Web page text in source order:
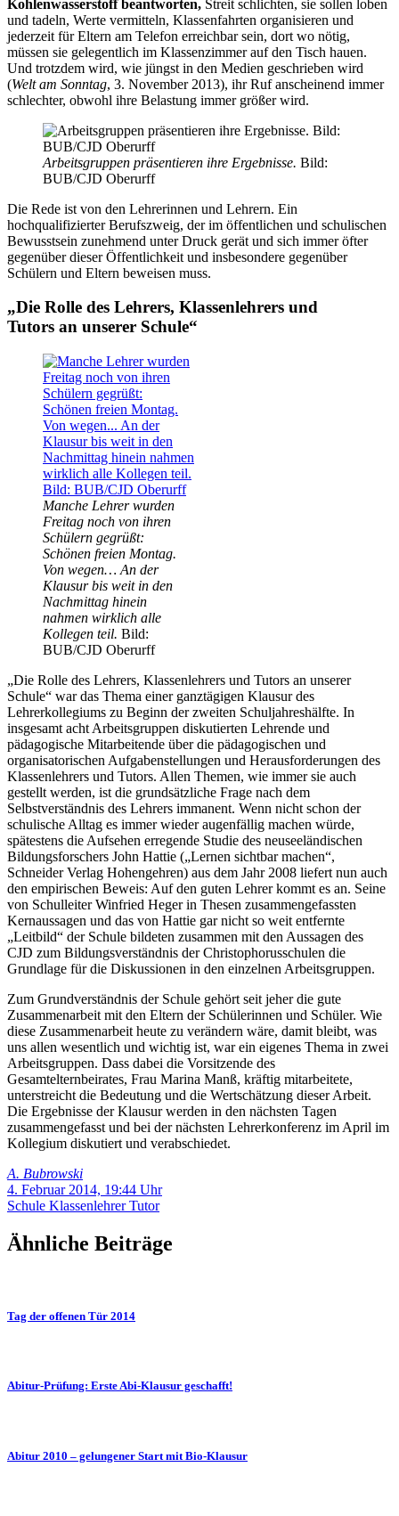
Kohlenwasserstoff beantworten, Streit schlichten, sie sollen loben
und tadeln, Werte vermitteln, Klassenfahrten organisieren und
jederzeit für Eltern am Telefon erreichbar sein, dort wo nötig,
müssen sie gele­gent­lich im Klassenzimmer auf den Tisch hauen.
Und trotzdem wird, wie jüngst in den Medien geschrie­ben wird
(Welt am Sonntag, 3. November 2013), ihr Ruf anscheinend immer
schlechter, obwohl ihre Belastung immer größer wird.
Arbeitsgruppen präsentieren ihre Ergebnisse. Bild:
BUB/CJD Oberurff
Die Rede ist von den Lehrerinnen und Lehrern. Ein
hochqualifizierter Berufszweig, der im öffentlichen und schulischen
Bewusstsein zunehmend unter Druck gerät und sich immer öfter
gegenüber dieser Öffentlichkeit und insbesondere gegenüber
Schülern und Eltern beweisen muss.
„Die Rolle des Lehrers, Klassenlehrers und
Tutors an unserer Schule“
Manche Lehrer wurden
Freitag noch von ihren
Schülern gegrüßt:
Schönen freien Montag.
Von wegen… An der
Klausur bis weit in den
Nachmittag hinein
nahmen wirklich alle
Kollegen teil. Bild:
BUB/CJD Oberurff
„Die Rolle des Lehrers, Klassenlehrers und Tutors an unserer
Schule“ war das Thema einer ganztägigen Klausur des
Lehrerkollegiums zu Beginn der zweiten Schuljahreshälfte. In
insgesamt acht Arbeitsgruppen diskutierten Lehrende und
pädagogische Mitarbeitende über die pädagogischen und
organisatorischen Aufgabenstellungen und Herausforderungen des
Klassenlehrers und Tutors. Allen Themen, wie immer sie auch
gestellt werden, ist die grundsätzliche Frage nach dem
Selbstverständnis des Lehrers immanent. Wenn nicht schon der
schulische Alltag es immer wieder augenfällig machen würde,
spätestens die Aufsehen erregende Studie des neuseeländischen
Bildungsforschers John Hattie („Lernen sichtbar machen“,
Schneider Verlag Hohengehren) aus dem Jahr 2008 liefert nun auch
den empirischen Beweis: Auf den guten Lehrer kommt es an. Seine
von Schulleiter Winfried Heger in Thesen zusammengefassten
Kernaussagen und das von Hattie gar nicht so weit entfernte
„Leitbild“ der Schule bildeten zusammen mit den Aussagen des
CJD zum Bildungsverständnis der Christophorusschulen die
Grundlage für die Diskussionen in den einzelnen Arbeitsgruppen.
Zum Grundverständnis der Schule gehört seit jeher die gute
Zusammenarbeit mit den Eltern der Schülerinnen und Schüler. Wie
diese Zusammenarbeit heute zu verändern wäre, damit bleibt, was
uns allen wesentlich und wichtig ist, war ein eigenes Thema in zwei
Arbeitsgruppen. Dass dabei die Vorsitzende des
Gesamtelternbeirates, Frau Marina Manß, kräftig mitarbeitete,
unterstreicht die Bedeutung und die Wertschätzung dieser Arbeit.
Die Ergebnisse der Klausur werden in den nächsten Tagen
zusammengefasst und bei der nächsten Lehrerkonferenz im April im
Kollegium diskutiert und verabschiedet.
A. Bubrowski
4. Februar 2014, 19:44 Uhr
Schule KlassenlehrerTutor
Ähnliche Beiträge
Tag der offenen Tür 2014
Abitur-Prüfung: Erste Abi-Klausur geschafft!
Abitur 2010 – gelungener Start mit Bio-Klausur